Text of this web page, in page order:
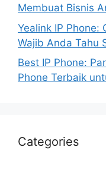
Membuat Bisnis
Yealink IP Phone:
Wajib Anda Tahu
Best IP Phone:
Phone Terbaik
Categories